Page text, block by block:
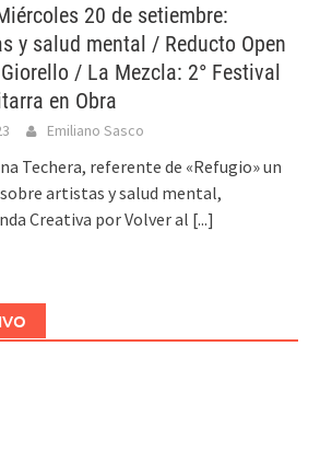
20 de setiembre:
y salud mental / Reducto Open
/ La Mezcla: 2° Festival
en Obra
Emiliano Sasco
Techera, referente de «Refugio» un
artistas y salud mental,
Creativa por Volver al [...]